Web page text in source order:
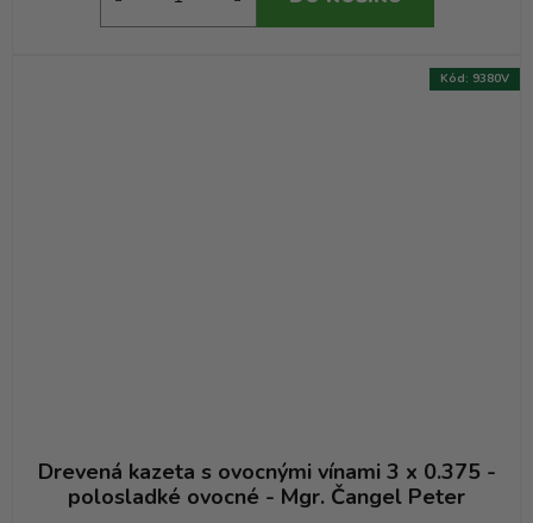
Drevená kazeta s ovocnými vínami 3 x 0.375 -
polosladké ovocné - Mgr. Čangel Peter
Kód: 9380V